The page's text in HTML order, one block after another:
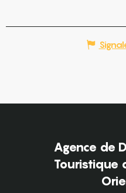
Agence de
Touristique